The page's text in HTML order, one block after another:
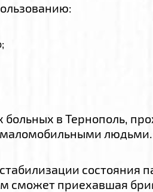
в Тернополь,
маломобильными людьми.
состояния
приехавшая